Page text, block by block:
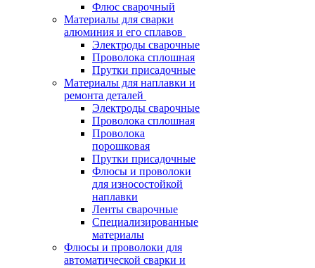
Флюс сварочный
Материалы для сварки
алюминия и его сплавов
Электроды сварочные
Проволока сплошная
Прутки присадочные
Материалы для наплавки и
ремонта деталей
Электроды сварочные
Проволока сплошная
Проволока
порошковая
Прутки присадочные
Флюсы и проволоки
для износостойкой
наплавки
Ленты сварочные
Специализированные
материалы
Флюсы и проволоки для
автоматической сварки и